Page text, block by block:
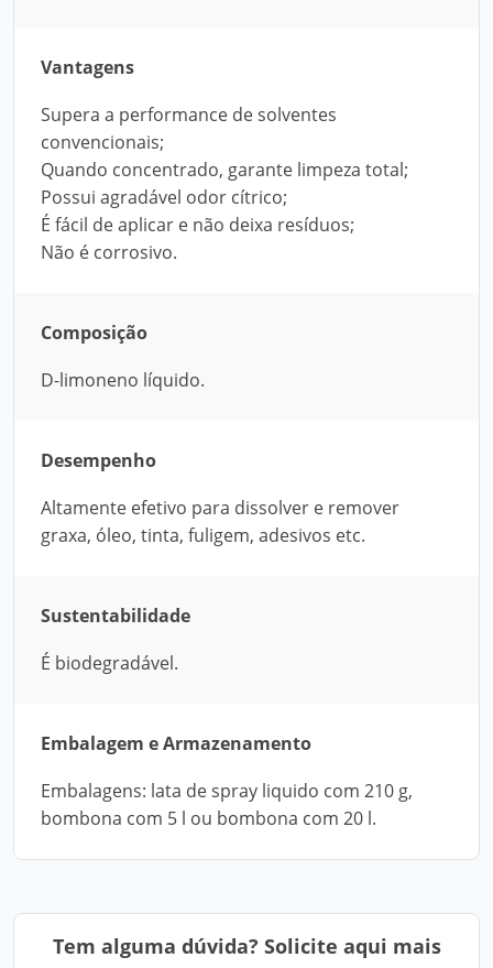
Vantagens
Supera a performance de solventes
convencionais;
Quando concentrado, garante limpeza total;
Possui agradável odor cítrico;
É fácil de aplicar e não deixa resíduos;
Não é corrosivo.
Composição
D-limoneno líquido.
Desempenho
Altamente efetivo para dissolver e remover
graxa, óleo, tinta, fuligem, adesivos etc.
Sustentabilidade
É biodegradável.
Embalagem e Armazenamento
Embalagens: lata de spray liquido com 210 g,
bombona com 5 l ou bombona com 20 l.
Tem alguma dúvida? Solicite aqui mais